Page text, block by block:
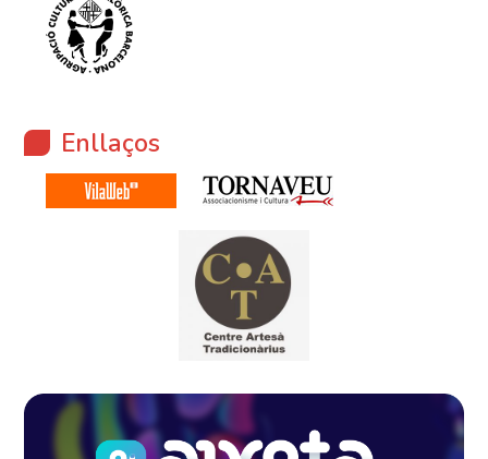
Enllaços